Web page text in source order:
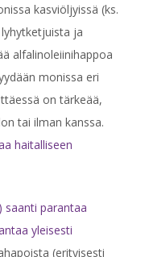
kasviöljyissä (ks.
ja
alfalinoleiinihappoa
monissa eri
on tärkeää,
tai ilman kanssa.
haitalliseen
saanti parantaa
yleisesti
(erityisesti